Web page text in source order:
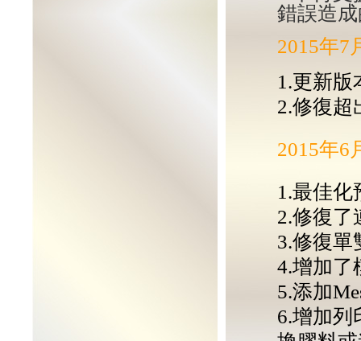
錯誤造
2015年7
1.更新版
2.修復超
2015年6
1.最佳化
2.修復了
3.修復單
4.增加了
5.添加
6.增加列